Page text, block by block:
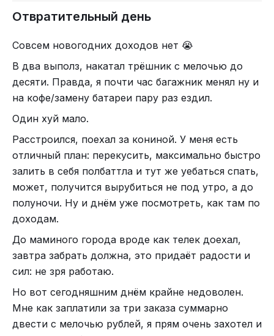
Отвратительный день
Совсем новогодних доходов нет 😭
В два выполз, накатал трёшник с мелочью до
десяти. Правда, я почти час багажник менял ну и
на кофе/замену батареи пару раз ездил.
Один хуй мало.
Расстроился, поехал за кониной. У меня есть
отличный план: перекусить, максимально быстро
залить в себя полбаттла и тут же уебаться спать,
может, получится вырубиться не под утро, а до
полуночи. Ну и днём уже посмотреть, как там по
доходам.
До маминого города вроде как телек доехал,
завтра забрать должна, это придаёт радости и
сил: не зря работаю.
Но вот сегодняшним днём крайне недоволен.
Мне как заплатили за три заказа суммарно
двести с мелочью рублей, я прям очень захотел и